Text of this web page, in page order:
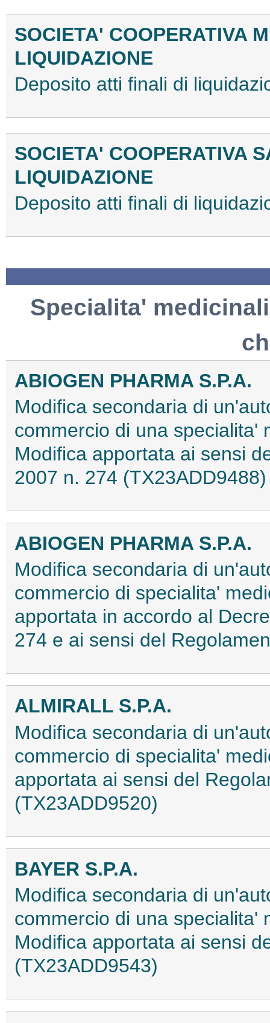
SOCIETA' COOPERATIVA
LIQUIDAZIONE
Deposito atti finali di
SOCIETA' COOPERATIVA
LIQUIDAZIONE
Deposito atti finali di
Specialita'
ABIOGEN PHARMA S.P.A.
Modifica secondaria di
commercio di una specialita'
Modifica apportata ai sensi
2007 n. 274 (TX23ADD9488)
ABIOGEN PHARMA S.P.A.
Modifica secondaria di
commercio di specialita'
apportata in accordo al
274 e ai sensi del
ALMIRALL S.P.A.
Modifica secondaria di
commercio di specialita'
apportata ai sensi del
(TX23ADD9520)
BAYER S.P.A.
Modifica secondaria di
commercio di una specialita'
Modifica apportata ai sensi
(TX23ADD9543)